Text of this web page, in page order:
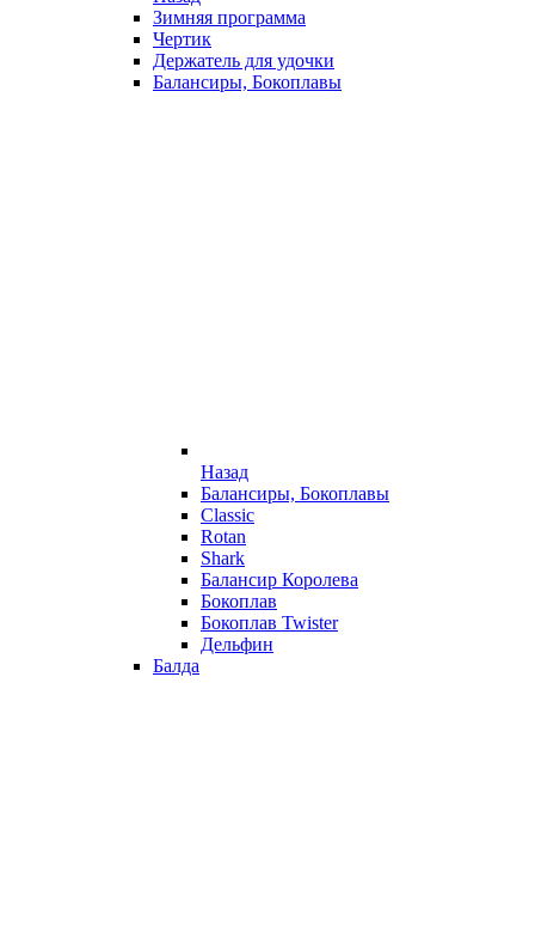
Зимняя программа
Чертик
Держатель для удочки
Балансиры, Бокоплавы
Назад
Балансиры, Бокоплавы
Classic
Rotan
Shark
Балансир Королева
Бокоплав
Бокоплав Twister
Дельфин
Балда